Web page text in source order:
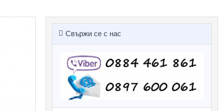
Свържи се с нас